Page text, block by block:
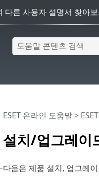
설치/업그레이
ESET 온라인 도움말>
다음은 제품 설치, 업그레